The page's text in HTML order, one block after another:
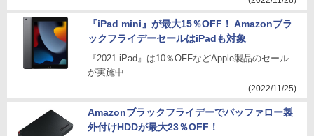
『iPad mini』が最大15％OFF！ Amazonブラ
ックフライデーセールはiPadも対象
『2021 iPad』は10％OFFなどApple製品のセール
が実施中
(2022/11/25)
Amazonブラックフライデーでバッファロー製
外付けHDDが最大23％OFF！